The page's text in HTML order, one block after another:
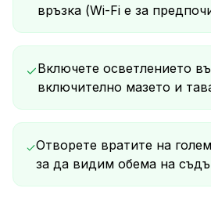
връзка (Wi-Fi е за
Включете осветлението
включително мазето и
Отворете вратите на
за да видим обема на